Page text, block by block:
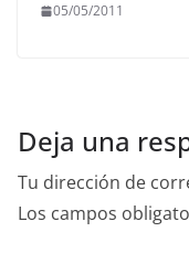
05/05/2011
Deja una
Tu dirección de
Los campos